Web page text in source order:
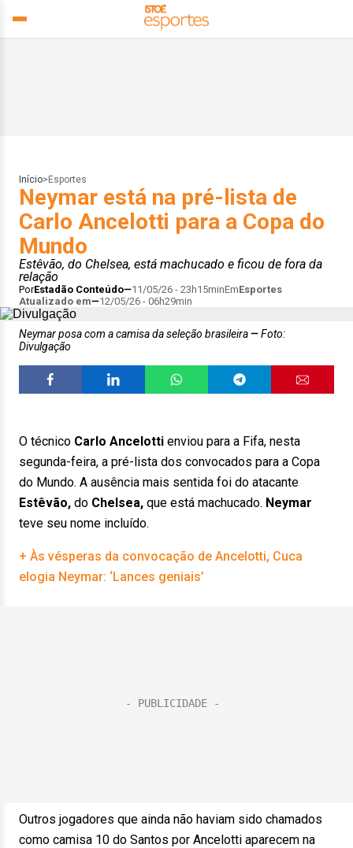
Início> Esportes
Neymar está na pré-lista de
Carlo Ancelotti para a Copa do
Mundo
Estêvão, do Chelsea, está machucado e ficou de fora da
relação
PorEstadão Conteúdo 11/05/26 - 23h15minEmEsportes
Atualizado em
12/05/26 - 06h29min
Neymar posa com a camisa da seleção brasileira
Foto:
Divulgação
O técnico Carlo Ancelotti enviou para a Fifa, nesta
segunda-feira, a pré-lista dos convocados para a Copa
do Mundo. A ausência mais sentida foi do atacante
Estêvão, do Chelsea, que está machucado. Neymar
teve seu nome incluído.
+ Às vésperas da convocação de Ancelotti, Cuca
elogia Neymar: ‘Lances geniais’
Outros jogadores que ainda não haviam sido chamados
como camisa 10 do Santos por Ancelotti aparecem na